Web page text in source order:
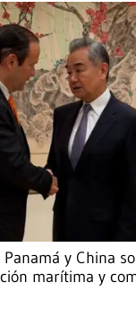
y China
marítima y